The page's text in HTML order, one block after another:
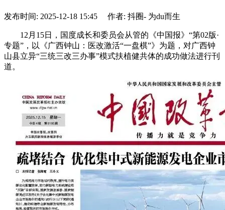
发布时间: 2025-12-18 15:45 作者: 抖圈- 为du而生
12月15日，国度成长和委员会从管的《中国报》“第02版·
专题”，以《广西钟山：医改激活“一盘棋”》为题，对广西钟
山县立异“三统三改三办事”模式扶植健共体的成功做法进行刊
道。